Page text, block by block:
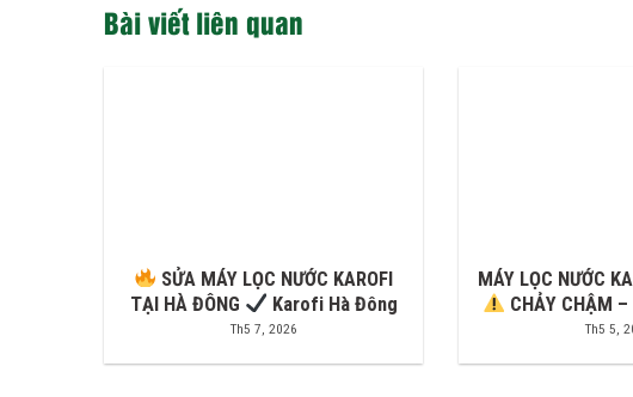
Bài viết liên quan
SỬA MÁY LỌC NƯỚC KAROFI
TẠI HÀ ĐÔNG
Karofi Hà Đông
Th5 7, 2026
MÁY LỌC NƯỚC
CHẢY CHẬM –
Th5 5,